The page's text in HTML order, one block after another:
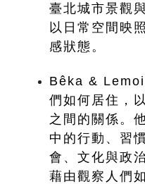
臺北城市景觀
以日常空間映
感狀態。
Bêka &
們如何居住，
之間的關係。
中的行動、習
會、文化與政
藉由觀察人們